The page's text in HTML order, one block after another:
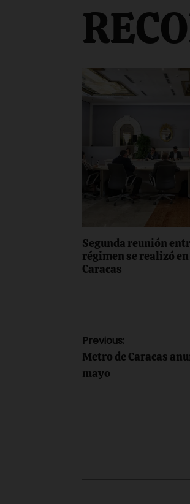
Segunda reunión
régimen se realizó
Caracas
de
Previous:
Metro de Caracas
mayo